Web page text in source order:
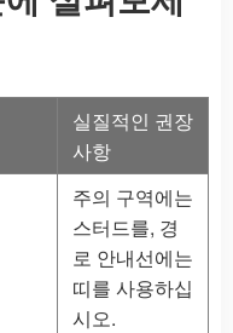
실질적인 권장
사항
주의 구역에는
스터드를, 경
로 안내선에는
띠를 사용하십
시오.